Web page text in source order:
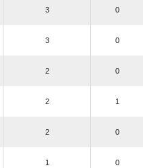
3 0
3 0
2 0
2 1
2 0
1 0